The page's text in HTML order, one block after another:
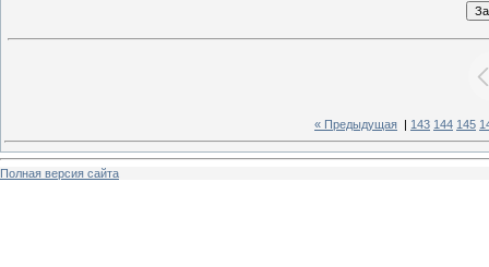
« Предыдущая 143 144 145
Полная версия сайта